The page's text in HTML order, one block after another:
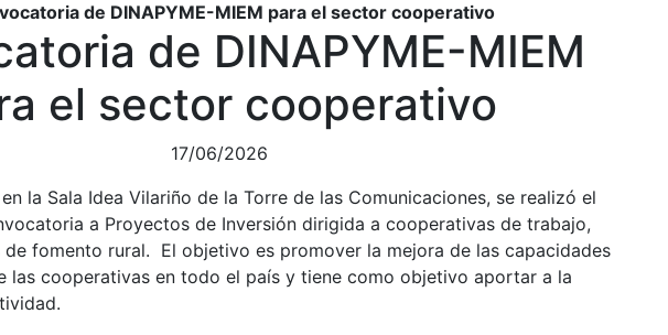
de DINAPYME-MIEM para el sector cooperativo
de DINAPYME-MIEM
el sector cooperativo
17/06/2026
la Sala Idea Vilariño de la Torre de las Comunicaciones, se realizó el
a Proyectos de Inversión dirigida a cooperativas de trabajo,
de fomento rural. El objetivo es promover la mejora de las capacidades
las cooperativas en todo el país y tiene como objetivo aportar a la